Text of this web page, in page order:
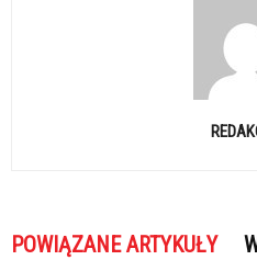
POWIĄZANE ARTYKUŁY